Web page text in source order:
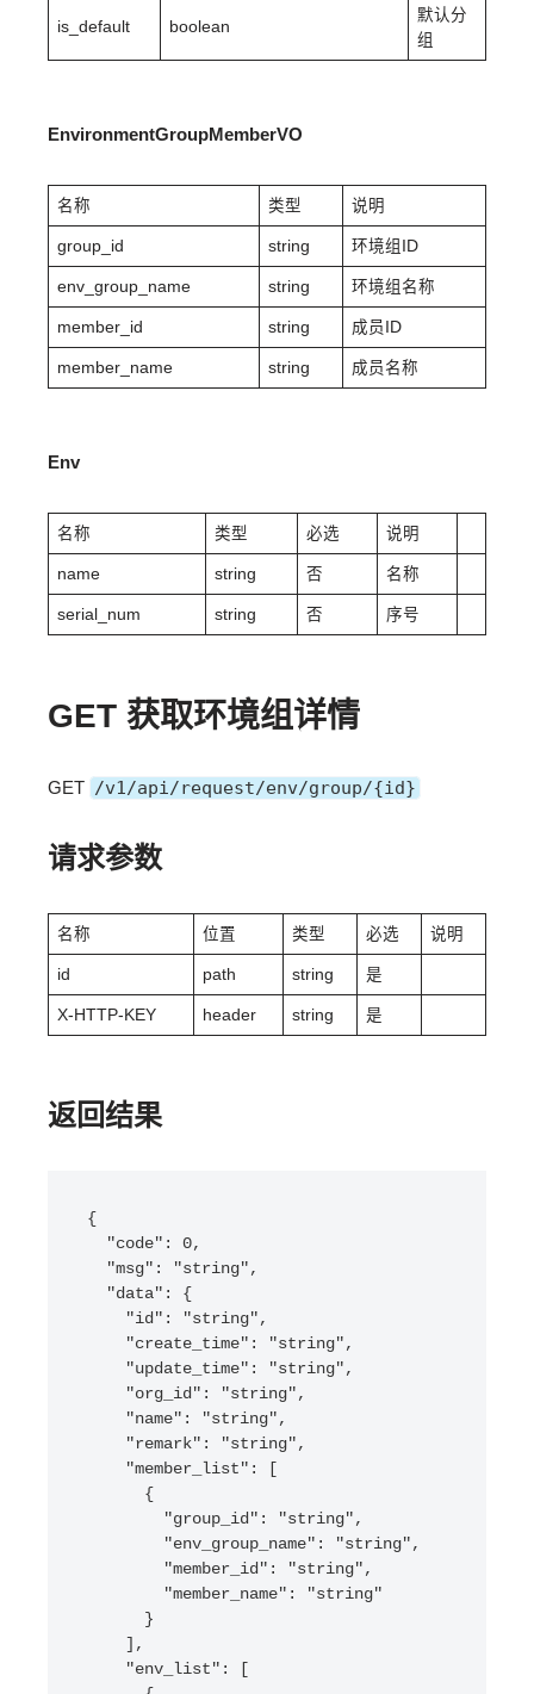
is_default boolean
默认分
组
EnvironmentGroupMemberVO
名称 类型 说明
group_id string 环境组ID
env_group_name string 环境组名称
member_id string 成员ID
member_name string 成员名称
Env
名称 类型 必选 说明
name string 否 名称
serial_num string 否 序号
GET 获取环境组详情
GET /v1/api/request/env/group/{id}
请求参数
名称 位置 类型 必选 说明
id path string 是
X-HTTP-KEY header string 是
返回结果
{